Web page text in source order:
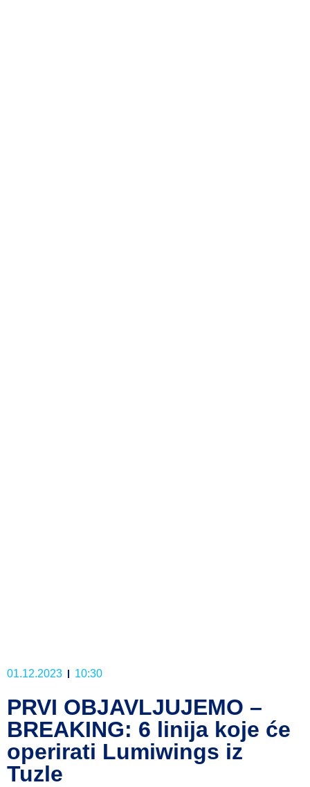
01.12.2023 10:30
PRVI OBJAVLJUJEMO –
BREAKING: 6 linija koje će
operirati Lumiwings iz
Tuzle